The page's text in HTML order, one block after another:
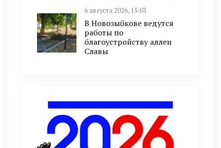
6 августа 2026, 15:03
В Новозыбкове ведутся
работы по
благоустройству аллеи
Славы